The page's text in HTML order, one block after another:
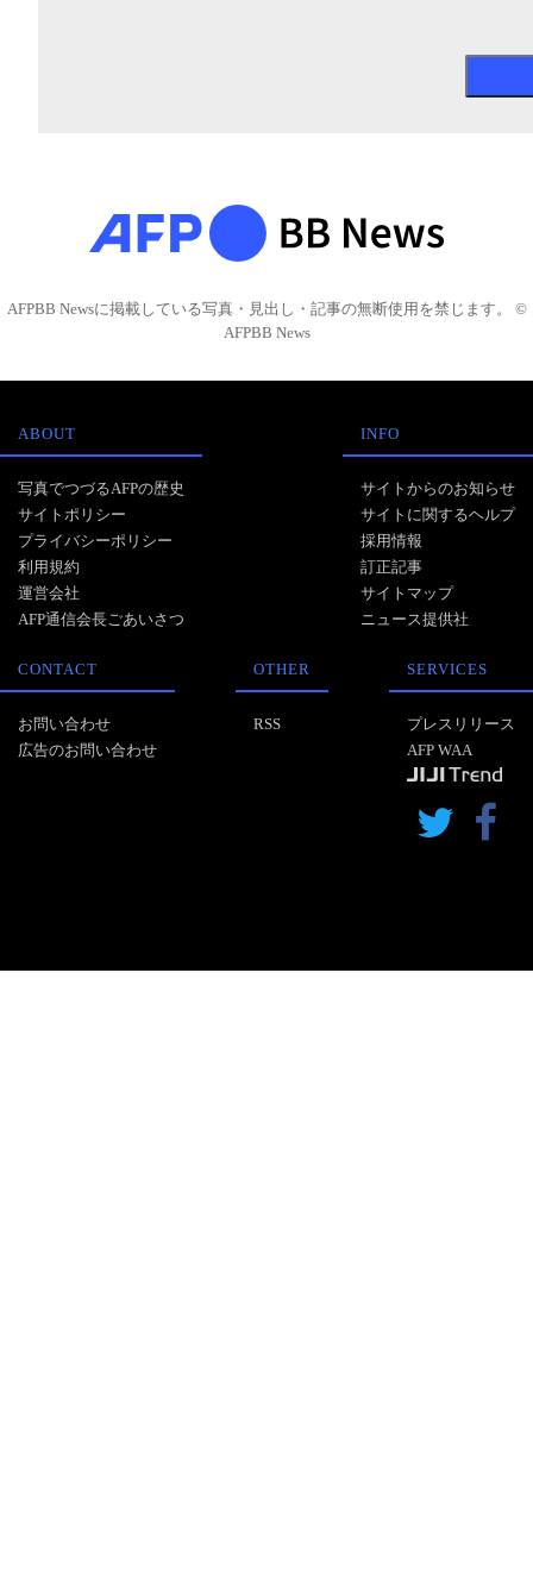
AFPBB Newsに掲載している写真・見出し・記事の無断使用を禁じます。 ©
AFPBB News
ABOUT
写真でつづるAFPの歴史
サイトポリシー
プライバシーポリシー
利用規約
運営会社
AFP通信会長ごあいさつ
INFO
サイトからのお知らせ
サイトに関するヘルプ
採用情報
訂正記事
サイトマップ
ニュース提供社
CONTACT
お問い合わせ
広告のお問い合わせ
OTHER
RSS
SERVICES
プレスリリース
AFP WAA